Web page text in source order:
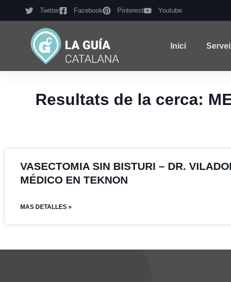
Twitter Facebook Pinterest Youtube
Inici
Resultats de la cerca:
VASECTOMIA SIN BISTURI – DR.
MÉDICO EN TEKNON
MAS DETALLES »